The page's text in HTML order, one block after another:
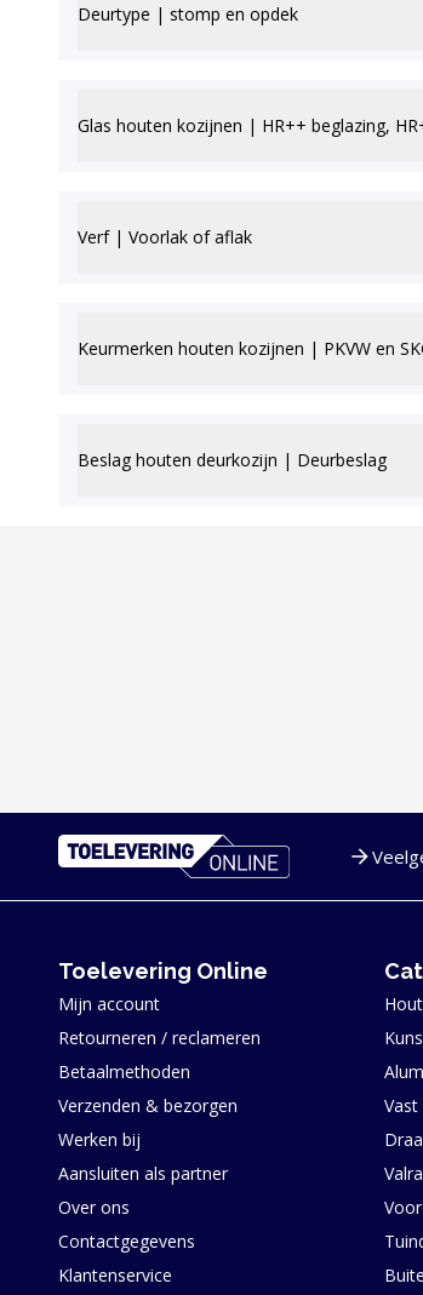
Deurtype | stomp en opdek
Glas houten kozijnen | HR++ beglazing,
Verf | Voorlak of aflak
Keurmerken houten kozijnen | PKVW en
Beslag houten deurkozijn | Deurbeslag
Toelevering Online
Mijn account
Retourneren / reclameren
Betaalmethoden
Verzenden & bezorgen
Werken bij
Aansluiten als partner
Over ons
Contactgegevens
Klantenservice
Vast